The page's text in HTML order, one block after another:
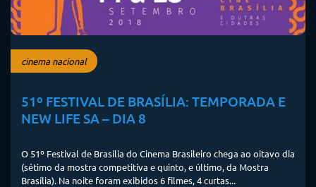
cinema nacional
51º FESTIVAL DE BRASÍLIA: TEMPORADA E
NEW LIFE SA – DIA 8
O 51º Festival de Brasília do Cinema Brasileiro chega ao oitavo dia
(sétimo da mostra competitiva e quinto, e último, da Mostra
Brasília). Na noite foram exibidos 6 filmes, 4 curtas...